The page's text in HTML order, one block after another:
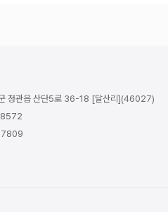
정관읍 산단5로 36-18 [달산리](46027)